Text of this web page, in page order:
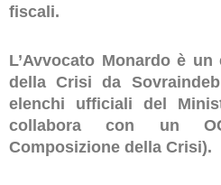
fiscali.
L’Avvocato Monardo è
della Crisi da
elenchi ufficiali del
collabora con un
Composizione della Crisi).